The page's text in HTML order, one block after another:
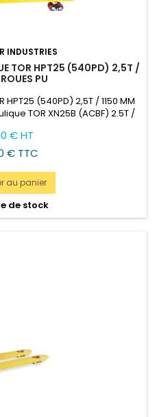
INDUSTRIES
TOR HPT25 (540PD) 2,5T /
PU
(540PD) 2,5T / 1150 MM
TOR XN25B (ACBF) 2.5T /
populaire, elle soulève des
les fourches raccourcies de
Prix
€ HT
€ TTC
au panier
de stock